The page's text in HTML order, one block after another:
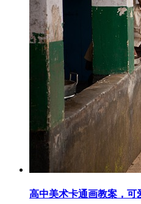
高中美术卡通画教案，可